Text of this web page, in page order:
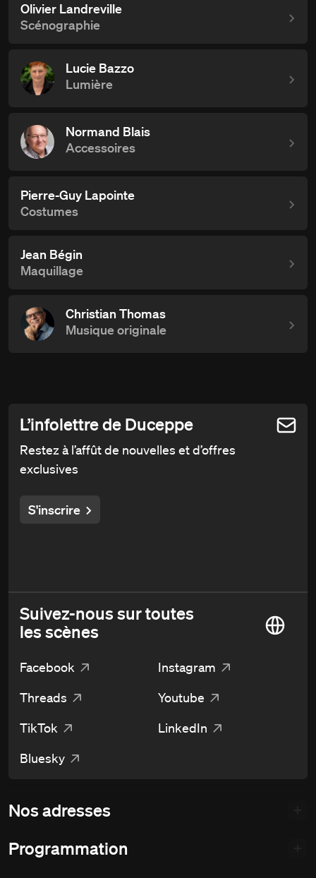
Olivier Landreville
Scénographie
Lucie Bazzo
Lumière
Normand Blais
Accessoires
Pierre-Guy Lapointe
Costumes
Jean Bégin
Maquillage
Christian Thomas
Musique originale
L’infolettre de Duceppe
Restez à l’affût de nouvelles et d’offres
exclusives
S'inscrire
Suivez-nous sur toutes
les scènes
Facebook
Instagram
Threads
Youtube
TikTok
LinkedIn
Bluesky
Nos adresses
Programmation